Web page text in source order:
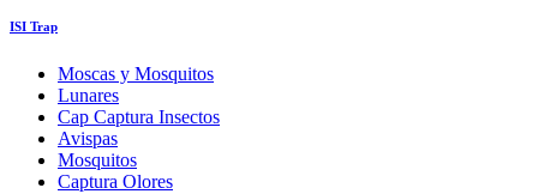
ISI Trap
Moscas y Mosquitos
Lunares
Cap Captura Insectos
Avispas
Mosquitos
Captura Olores